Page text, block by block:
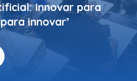
Innovar para
innovar’